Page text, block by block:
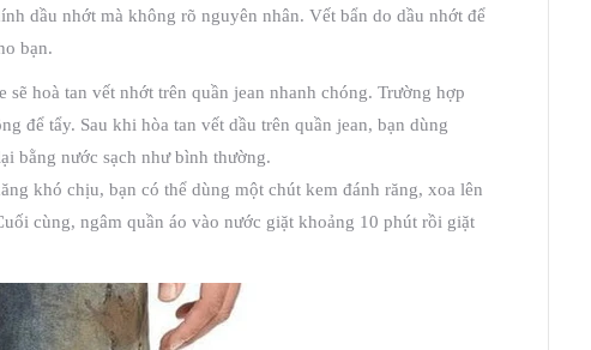
dầu nhớt mà không rõ nguyên nhân. Vết bẩn do dầu nhớt để
bạn.
hoà tan vết nhớt trên quần jean nhanh chóng. Trường hợp
để tẩy. Sau khi hòa tan vết dầu trên quần jean, bạn dùng
bằng nước sạch như bình thường.
khó chịu, bạn có thể dùng một chút kem đánh răng, xoa lên
cùng, ngâm quần áo vào nước giặt khoảng 10 phút rồi giặt